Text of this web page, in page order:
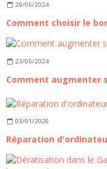
29/05/2024
Comment choisir le
23/05/2024
Comment augmenter
03/01/2026
Réparation